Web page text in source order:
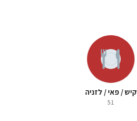
קיש / פאי / לזניה
51